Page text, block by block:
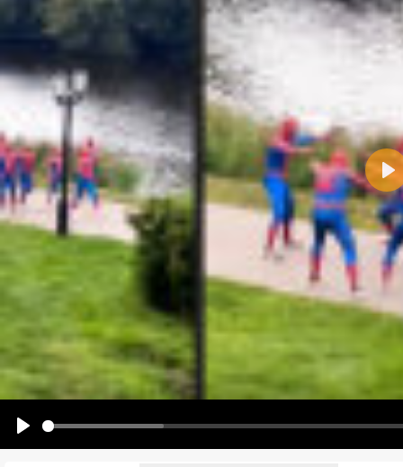
Alle HTML-Tags außer <br>, <strike> und <i> werden aus Deinem Kommentar entfernt.
URLs werden automatisch umgewandelt. Bitte verwende "www." oder "http://" in URLs
Ich möchte eine E-Mail, wenn auf dieser Seite weitere Kommentare erscheinen.